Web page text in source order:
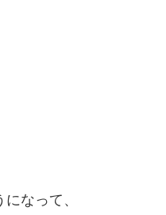
なって、